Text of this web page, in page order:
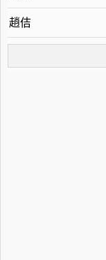
趙佶